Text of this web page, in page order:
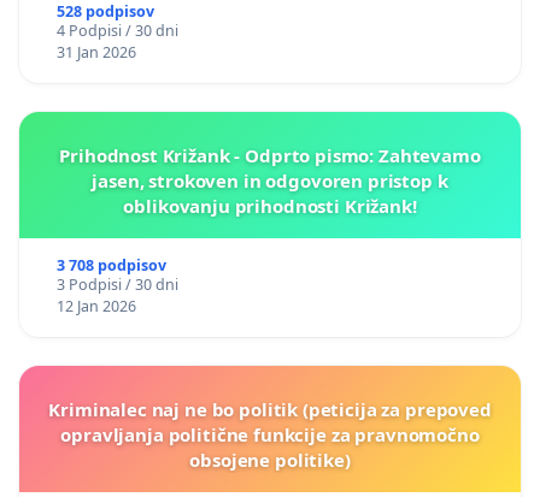
528 podpisov
4 Podpisi / 30 dni
31 Jan 2026
Prihodnost Križank - Odprto pismo: Zahtevamo
jasen, strokoven in odgovoren pristop k
oblikovanju prihodnosti Križank!
3 708 podpisov
3 Podpisi / 30 dni
12 Jan 2026
Kriminalec naj ne bo politik (peticija za prepoved
opravljanja politične funkcije za pravnomočno
obsojene politike)